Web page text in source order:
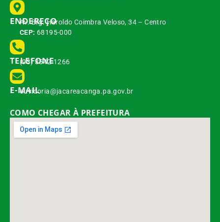
ENDEREÇO
Av. Brg. Haroldo Coimbra Veloso, 34 – Centro
CEP: 68195-000
TELEFONE
(93) 3542-1266
E-MAIL
ouvidoria@jacareacanga.pa.gov.br
COMO CHEGAR À PREFEITURA